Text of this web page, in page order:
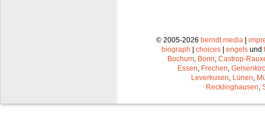
© 2005-2026 berndt media |
biograph | choices | engels und
Bochum Bonn Castrop-
Essen Frechen
Leverkusen Lünen
Recklinghausen